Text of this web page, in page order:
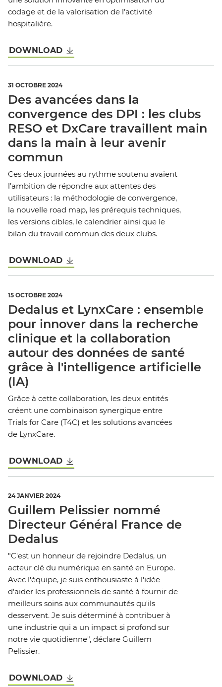
codage et de la valorisation de l’activité
hospitalière.
DOWNLOAD
31 OCTOBRE 2024
Des avancées dans la
convergence des DPI : les clubs
RESO et DxCare travaillent main
dans la main à leur avenir
commun
Ces deux journées au rythme soutenu avaient
l’ambition de répondre aux attentes des
utilisateurs : la méthodologie de convergence,
la nouvelle road map, les prérequis techniques,
les versions cibles, le calendrier ainsi que le
bilan du travail commun des deux clubs.
DOWNLOAD
15 OCTOBRE 2024
Dedalus et LynxCare : ensemble
pour innover dans la recherche
clinique et la collaboration
autour des données de santé
grâce à l'intelligence artificielle
(IA)
Grâce à cette collaboration, les deux entités
créent une combinaison synergique entre
Trials for Care (T4C) et les solutions avancées
de LynxCare.
DOWNLOAD
24 JANVIER 2024
Guillem Pelissier nommé
Directeur Général France de
Dedalus
"C'est un honneur de rejoindre Dedalus, un
acteur clé du numérique en santé en Europe.
Avec l'équipe, je suis enthousiaste à l'idée
d'aider les professionnels de santé à fournir de
meilleurs soins aux communautés qu'ils
desservent. Je suis déterminé à contribuer à
une industrie qui a un impact si profond sur
notre vie quotidienne", déclare Guillem
Pelissier.
DOWNLOAD